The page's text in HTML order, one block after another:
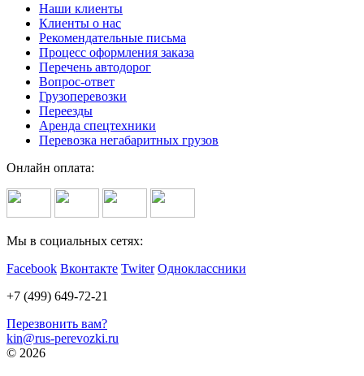
Наши клиенты
Клиенты о нас
Рекомендательные письма
Процесс оформления заказа
Перечень автодорог
Вопрос-ответ
Грузоперевозки
Переезды
Аренда спецтехники
Перевозка негабаритных грузов
Онлайн оплата:
Мы в социальных сетях:
Facebook Вконтакте Twiter Одноклассники
+7 (499) 649-72-21
Перезвонить вам?
kin@rus-perevozki.ru
© 2026